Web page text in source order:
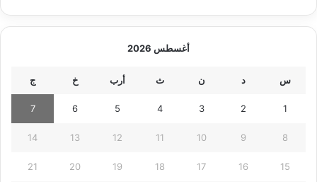
أغسطس 2026
س د ن ث أرب خ ج
1
2
3
4
5
6
7
8
9
10
11
12
13
14
15
16
17
18
19
20
21